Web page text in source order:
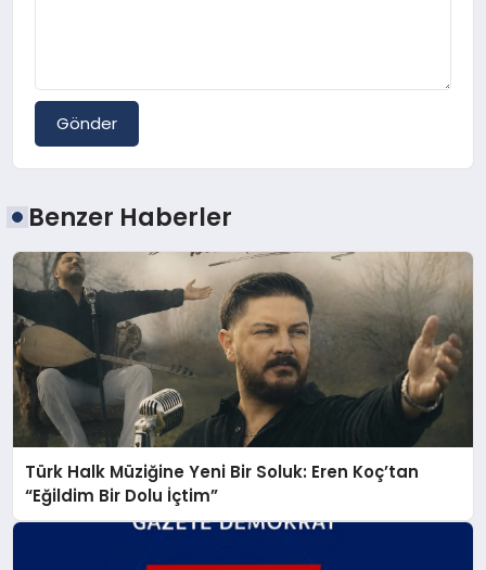
Gönder
Benzer Haberler
Türk Halk Müziğine Yeni Bir Soluk: Eren Koç’tan
“Eğildim Bir Dolu İçtim”